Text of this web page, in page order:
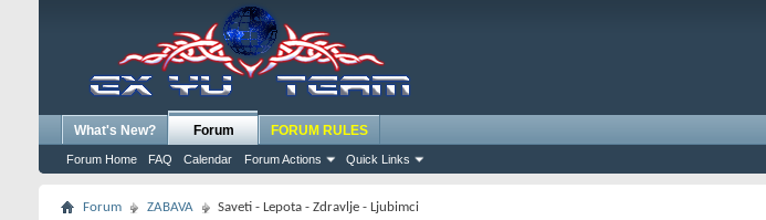
What's New? Forum
Forum Home FAQ Calendar Forum Actions Quick Links
FORUM RULES
Forum ZABAVA Saveti - Lepota - Zdravlje - Ljubimci